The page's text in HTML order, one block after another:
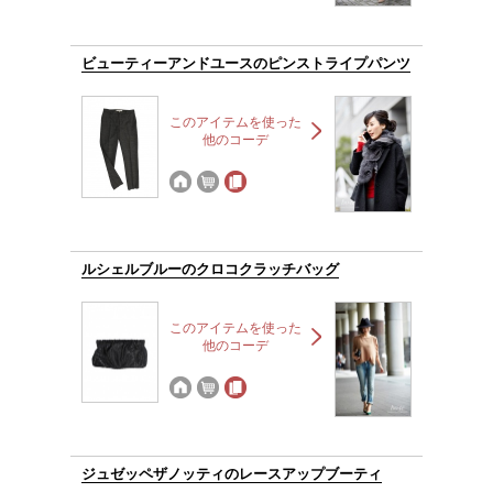
ビューティーアンドユースのピンストライプパンツ
このアイテムを使った
他のコーデ
ルシェルブルーのクロコクラッチバッグ
このアイテムを使った
他のコーデ
ジュゼッペザノッティのレースアップブーティ